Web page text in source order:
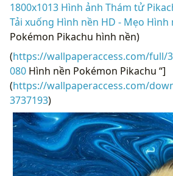
1800x1013 Hình ảnh Thám tử
Tải xuống Hình nền HD - Mẹo Hình
Pokémon Pikachu hình nền)
(https://wallpaperaccess.com/full/
080 Hình nền Pokémon Pikachu “]
(https://wallpaperaccess.com/
3737193)